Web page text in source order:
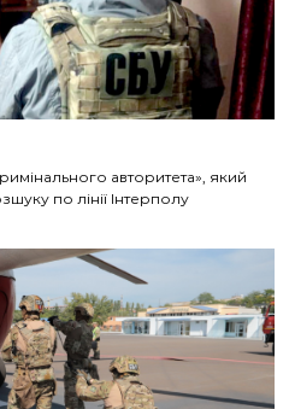
авторитета», який
по лінії Інтерполу